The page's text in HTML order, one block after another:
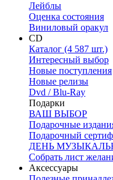
Лейблы
Оценка состояния
Виниловый оракул
CD
Каталог (4 587 шт.)
Интересный выбор
Новые поступления
Новые релизы
Dvd / Blu-Ray
Подарки
ВАШ ВЫБОР
Подарочные
Подарочный
ДЕНЬ
Собрать лист
Аксессуары